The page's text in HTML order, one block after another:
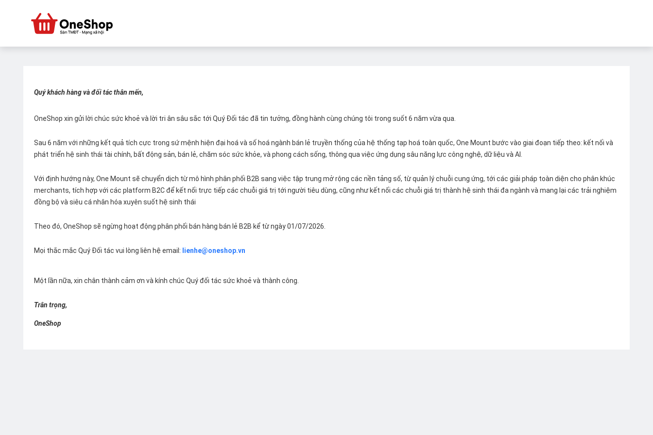
Quý khách hàng và đối tác thân mến,
OneShop xin gửi lời chúc sức khoẻ và lời tri ân sâu sắc tới Quý Đối tác đã tin tưởng, đồng hành cùng chúng tôi trong suốt 6 năm vừa qua.
Sau 6 năm với những kết quả tích cực trong sứ mệnh hiện đại hoá và số hoá ngành bán lẻ truyền thống của hệ thống tạp hoá toàn quốc, One Mount bước vào giai đoạn tiếp theo: kết nối và
phát triển hệ sinh thái tài chính, bất động sản, bán lẻ, chăm sóc sức khỏe, và phong cách sống, thông qua việc ứng dụng sâu năng lực công nghệ, dữ liệu và AI.
Với định hướng này, One Mount sẽ chuyển dịch từ mô hình phân phối B2B sang việc tập trung mở rộng các nền tảng số, từ quản lý chuỗi cung ứng, tới các giải pháp toàn diện cho phân khúc
merchants, tích hợp với các platform B2C để kết nối trực tiếp các chuỗi giá trị tới người tiêu dùng, cũng như kết nối các chuỗi giá trị thành hệ sinh thái đa ngành và mang lại các trải nghiệm
đồng bộ và siêu cá nhân hóa xuyên suốt hệ sinh thái
Theo đó, OneShop sẽ ngừng hoạt động phân phối bán hàng bán lẻ B2B kể từ ngày 01/07/2026.
Mọi thắc mắc Quý Đối tác vui lòng liên hệ email: lienhe@oneshop.vn
Một lần nữa, xin chân thành cảm ơn và kính chúc Quý đối tác sức khoẻ và thành công.
Trân trọng,
OneShop